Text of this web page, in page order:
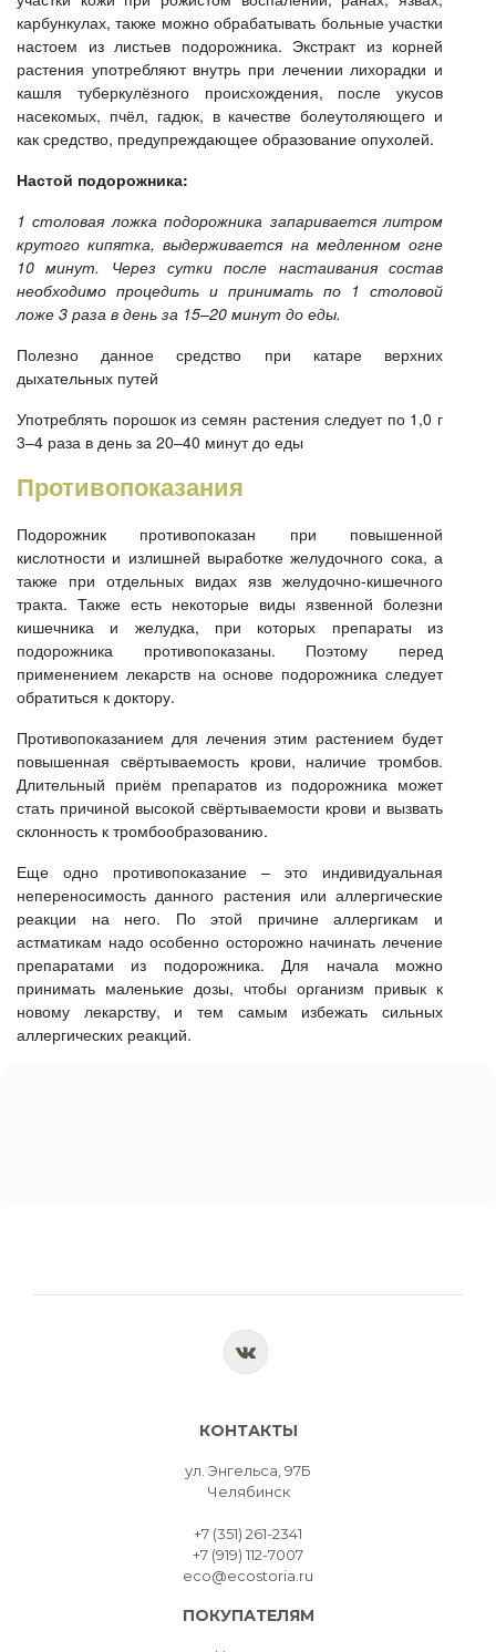
карбункулах, также можно обрабатывать больные участки
настоем из листьев подорожника. Экстракт из корней
растения употребляют внутрь при лечении лихорадки и
кашля туберкулёзного происхождения, после укусов
насекомых, пчёл, гадюк, в качестве болеутоляющего и
как средство, предупреждающее образование опухолей.
Настой подорожника:
1 столовая ложка подорожника запаривается литром
крутого кипятка, выдерживается на медленном огне
10 минут. Через сутки после настаивания состав
необходимо процедить и принимать по 1 столовой
ложе 3 раза в день за 15–20 минут до еды.
Полезно данное средство при катаре верхних
дыхательных путей
Употреблять порошок из семян растения следует по 1,0 г
3–4 раза в день за 20–40 минут до еды
Противопоказания
Подорожник противопоказан при повышенной
кислотности и излишней выработке желудочного сока, а
также при отдельных видах язв желудочно-кишечного
тракта. Также есть некоторые виды язвенной болезни
кишечника и желудка, при которых препараты из
подорожника противопоказаны. Поэтому перед
применением лекарств на основе подорожника следует
обратиться к доктору.
Противопоказанием для лечения этим растением будет
повышенная свёртываемость крови, наличие тромбов.
Длительный приём препаратов из подорожника может
стать причиной высокой свёртываемости крови и вызвать
склонность к тромбообразованию.
Еще одно противопоказание – это индивидуальная
непереносимость данного растения или аллергические
реакции на него. По этой причине аллергикам и
астматикам надо особенно осторожно начинать лечение
препаратами из подорожника. Для начала можно
принимать маленькие дозы, чтобы организм привык к
новому лекарству, и тем самым избежать сильных
аллергических реакций.
КОНТАКТЫ
ул. Энгельса, 97Б
Челябинск
+7 (351) 261-2341
+7 (919) 112-7007
eco@ecostoria.ru
ПОКУПАТЕЛЯМ